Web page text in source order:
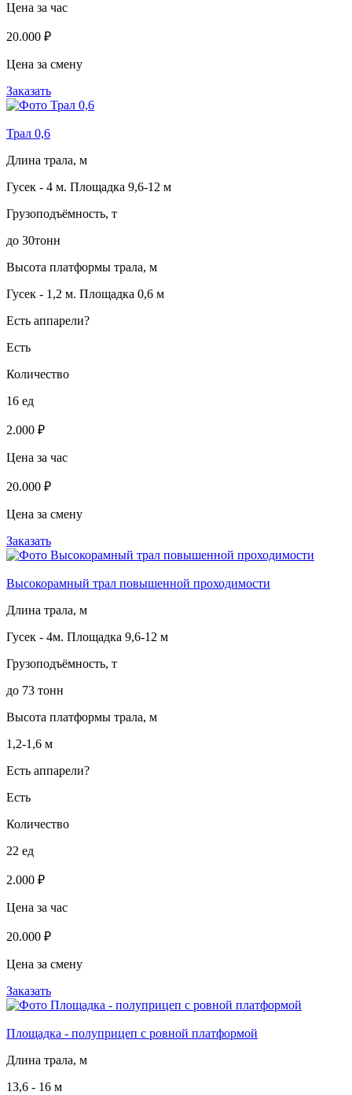
Цена за час
20.000 ₽
Цена за смену
Заказать
Трал 0,6
Длина трала, м
Гусек - 4 м. Площадка 9,6-12 м
Грузоподъёмность, т
до 30тонн
Высота платформы трала, м
Гусек - 1,2 м. Площадка 0,6 м
Есть аппарели?
Есть
Количество
16 ед
2.000 ₽
Цена за час
20.000 ₽
Цена за смену
Заказать
Высокорамный трал повышенной проходимости
Длина трала, м
Гусек - 4м. Площадка 9,6-12 м
Грузоподъёмность, т
до 73 тонн
Высота платформы трала, м
1,2-1,6 м
Есть аппарели?
Есть
Количество
22 ед
2.000 ₽
Цена за час
20.000 ₽
Цена за смену
Заказать
Площадка - полуприцеп с ровной платформой
Длина трала, м
13,6 - 16 м